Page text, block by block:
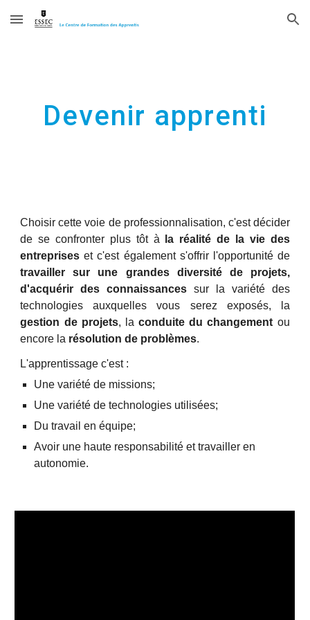
Skip to main content Skip to navigation
Devenir apprenti
Choisir cette voie de professionnalisation, c'est décider
de se confronter plus tôt à
la réalité de la vie des
entreprises et c'est également s'offrir l'opportunité de
travailler sur une grandes diversité de projets,
d'acquérir des connaissances sur la variété des
technologies auxquelles vous serez exposés, la
gestion de projets, laconduite du changement ou
encore la résolution de problèmes.
L'apprentissage c'est :
Une variété de missions;
Une variété de technologies utilisées;
Du travail en équipe;
Avoir une haute responsabilité et travailler en
autonomie.